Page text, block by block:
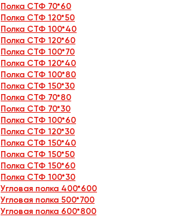
Полка СТФ 70*60
Полка СТФ 120*50
Полка СТФ 100*40
Полка СТФ 120*60
Полка СТФ 100*70
Полка СТФ 120*40
Полка СТФ 100*80
Полка СТФ 150*30
Полка СТФ 70*80
Полка СТФ 70*30
Полка СТФ 100*60
Полка СТФ 120*30
Полка СТФ 150*40
Полка СТФ 150*50
Полка СТФ 150*60
Полка СТФ 100*30
Угловая полка 400*600
Угловая полка 500*700
Угловая полка 600*800